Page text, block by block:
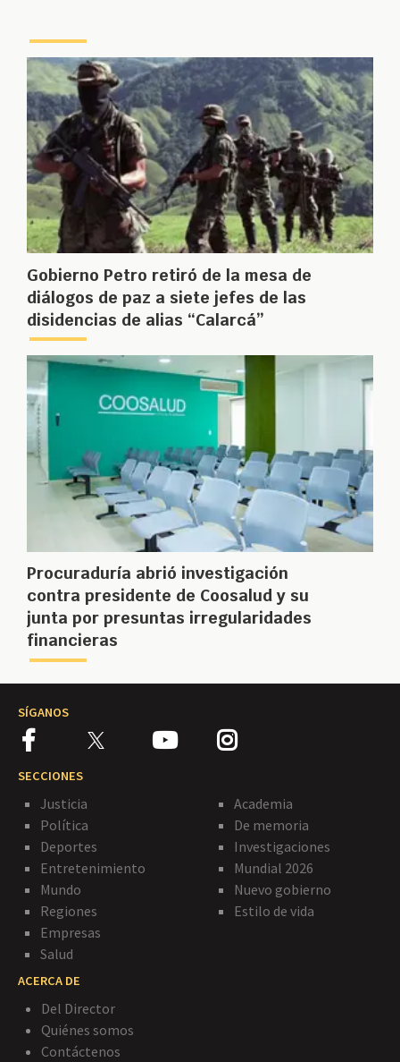
Gobierno Petro retiró de la mesa de
diálogos de paz a siete jefes de las
disidencias de alias “Calarcá”
Procuraduría abrió investigación
contra presidente de Coosalud y su
junta por presuntas irregularidades
financieras
SÍGANOS
SECCIONES
Justicia
Política
Deportes
Entretenimiento
Mundo
Regiones
Empresas
Salud
Academia
De memoria
Investigaciones
Mundial 2026
Nuevo gobierno
Estilo de vida
ACERCA DE
Del Director
Quiénes somos
Contáctenos